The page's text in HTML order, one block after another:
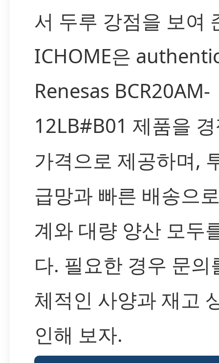
서 두루 강점을 보여
ICHOME은
Renesas BCR20AM-
12LB#B01 제품을
가격으로 제공하며,
급망과 빠른 배송으
계와 대량 양산 모두
다. 필요한 경우 문의
체적인 사양과 재고
인해 보자.